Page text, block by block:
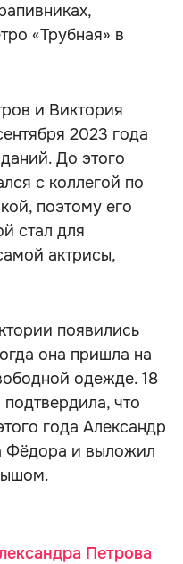
«Трубная» в
и Виктория
2023 года
До этого
с коллегой по
поэтому его
стал для
актрисы,
появились
она пришла на
одежде. 18
что
года Александр
Фёдора и выложил
Петрова